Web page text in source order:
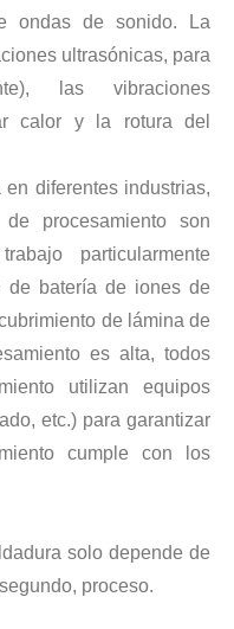
ultrasónica es una
ondas de sonido. La
ultrasónicas, para
las vibraciones
calor y la rotura del
diferentes industrias,
procesamiento son
particularmente
de batería de iones de
de lámina de
es alta, todos
utilizan equipos
etc.) para garantizar
cumple con los
solo depende de
proceso.